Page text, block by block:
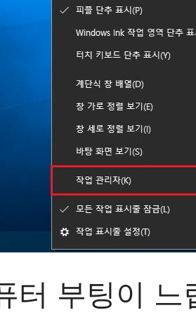
터 부팅이 느